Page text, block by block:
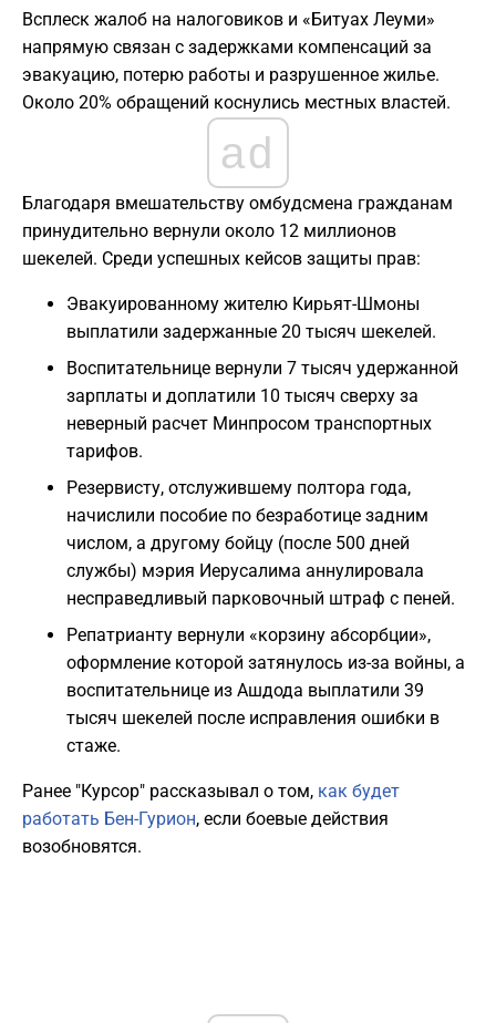
Всплеск жалоб на налоговиков и «Битуах Леуми»
напрямую связан с задержками компенсаций за
эвакуацию, потерю работы и разрушенное жилье.
Около 20% обращений коснулись местных властей.
ad
Благодаря вмешательству омбудсмена гражданам
принудительно вернули около 12 миллионов
шекелей. Среди успешных кейсов защиты прав:
Эвакуированному жителю Кирьят-Шмоны
выплатили задержанные 20 тысяч шекелей.
Воспитательнице вернули 7 тысяч удержанной
зарплаты и доплатили 10 тысяч сверху за
неверный расчет Минпросом транспортных
тарифов.
Резервисту, отслужившему полтора года,
начислили пособие по безработице задним
числом, а другому бойцу (после 500 дней
службы) мэрия Иерусалима аннулировала
несправедливый парковочный штраф с пеней.
Репатрианту вернули «корзину абсорбции»,
оформление которой затянулось из-за войны, а
воспитательнице из Ашдода выплатили 39
тысяч шекелей после исправления ошибки в
стаже.
Ранее "Курсор" рассказывал о том, как будет
работать Бен-Гурион, если боевые действия
возобновятся.